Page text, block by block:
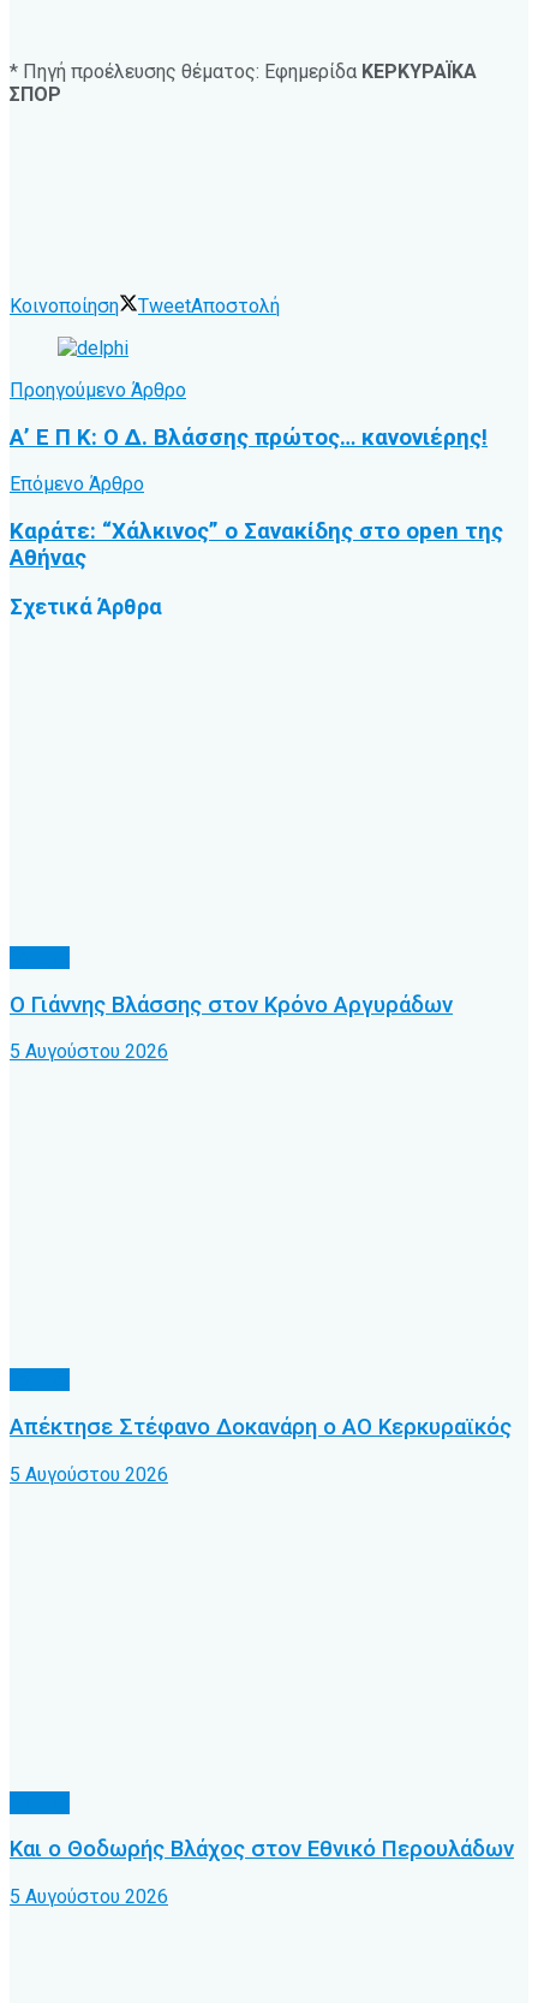
* Πηγή προέλευσης θέματος: Εφημερίδα ΚΕΡΚΥΡΑΪΚΑ
ΣΠΟΡ
Κοινοποίηση TweetΑποστολή
Προηγούμενο Άρθρο
Α’ Ε Π Κ: Ο Δ. Βλάσσης πρώτος… κανονιέρης!
Επόμενο Άρθρο
Καράτε: “Χάλκινος” ο Σανακίδης στο open της
Αθήνας
ΣχετικάΆρθρα
Ο Γιάννης Βλάσσης στον Κρόνο Αργυράδων
5 Αυγούστου 2026
Απέκτησε Στέφανο Δοκανάρη ο ΑΟ Κερκυραϊκός
5 Αυγούστου 2026
Και ο Θοδωρής Βλάχος στον Εθνικό Περουλάδων
5 Αυγούστου 2026